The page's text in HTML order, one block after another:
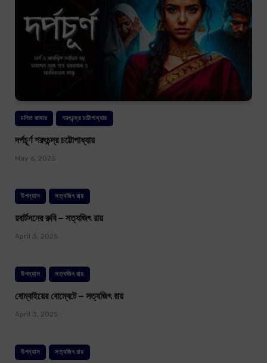
চলিত ভাষার শরৎচন্দ্র চট্টোপাধ্যায়
দর্পচূর্ণ শরৎচন্দ্র চট্টোপাধ্যায়
May 6, 2025
উপন্যাস সত্যজিৎ রায়
রবার্টসনের রুবি – সত্যজিৎ রায়
April 3, 2025
উপন্যাস সত্যজিৎ রায়
বোম্বাইয়ের বোম্বেটে – সত্যজিৎ রায়
April 3, 2025
উপন্যাস সত্যজিৎ রায়